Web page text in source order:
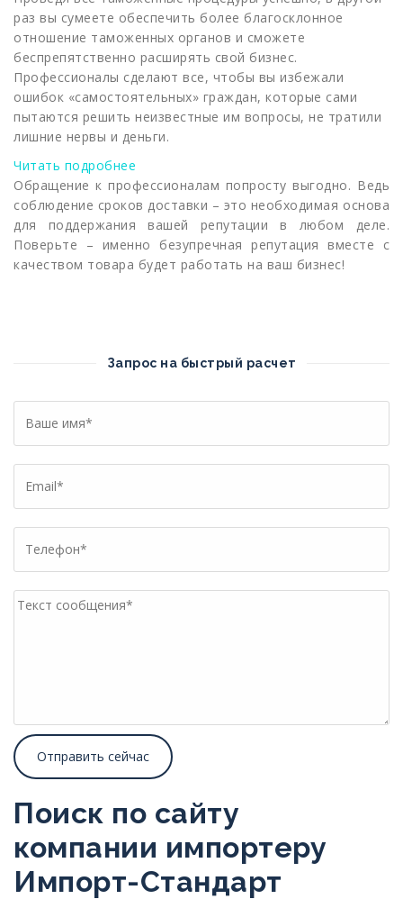
раз вы сумеете обеспечить более благосклонное
отношение таможенных органов и сможете
беспрепятственно расширять свой бизнес.
Профессионалы сделают все, чтобы вы избежали
ошибок «самостоятельных» граждан, которые сами
пытаются решить неизвестные им вопросы, не тратили
лишние нервы и деньги.
Читать подробнее
Обращение к профессионалам попросту выгодно. Ведь
соблюдение сроков доставки – это необходимая основа
для поддержания вашей репутации в любом деле.
Поверьте – именно безупречная репутация вместе с
качеством товара будет работать на ваш бизнес!
Запрос на быстрый расчет
Поиск по сайту
компании импортеру
Импорт-Стандарт